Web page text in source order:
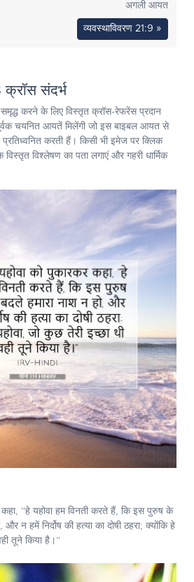
अगली आयत
व्यवस्थाविवरण 21:9 »
क्रॉस संदर्भ
करने के लिए विस्तृत क्रॉस-रेफरेंस प्रदान
चयनित आयतें मिलेंगी जो इस बाइबल आयत से
प्रतिध्वनित करती हैं। किसी भी इमेज पर क्लिक
विश्लेषण का पता लगाएं और गहरी धार्मिक
कहा, “हे यहोवा हम विनती करते हैं, कि इस पुरुष के
न हमें निर्दोष की हत्या का दोषी ठहरा; क्योंकि हे
तूने किया है।”